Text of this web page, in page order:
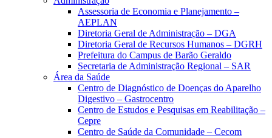
Assessoria de Economia e Planejamento –
AEPLAN
Diretoria Geral de Administração – DGA
Diretoria Geral de Recursos Humanos – DGRH
Prefeitura do Campus de Barão Geraldo
Secretaria de Administração Regional – SAR
Área da Saúde
Centro de Diagnóstico de Doenças do Aparelho
Digestivo – Gastrocentro
Centro de Estudos e Pesquisas em Reabilitação –
Cepre
Centro de Saúde da Comunidade – Cecom